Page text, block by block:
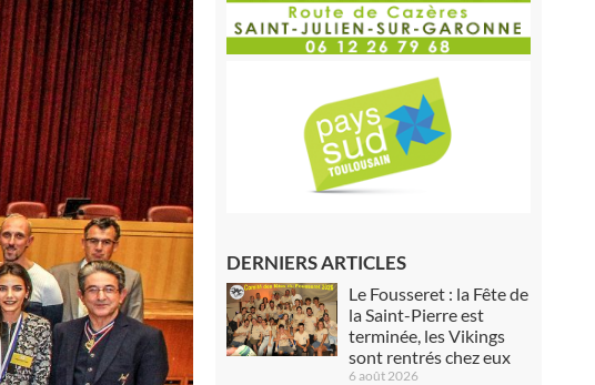
DERNIERS ARTICLES
Le Fousseret : la Fête de
la Saint-Pierre est
terminée, les Vikings
sont rentrés chez eux
6 août 2026